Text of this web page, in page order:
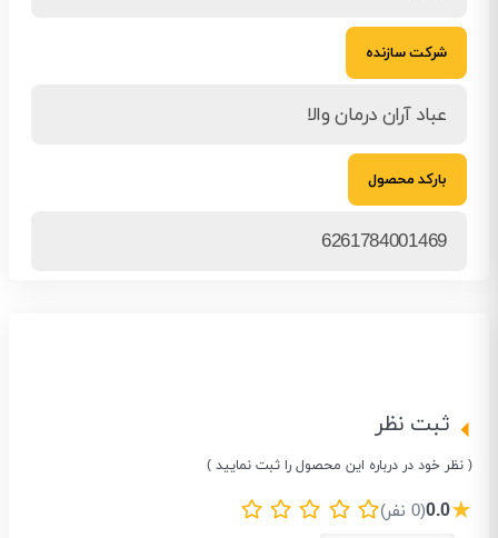
شرکت سازنده
عباد آران درمان والا
بارکد محصول
6261784001469
ثبت نظر
( نظر خود در درباره این محصول را ثبت نمایید )
★
0.0(0 نفر)